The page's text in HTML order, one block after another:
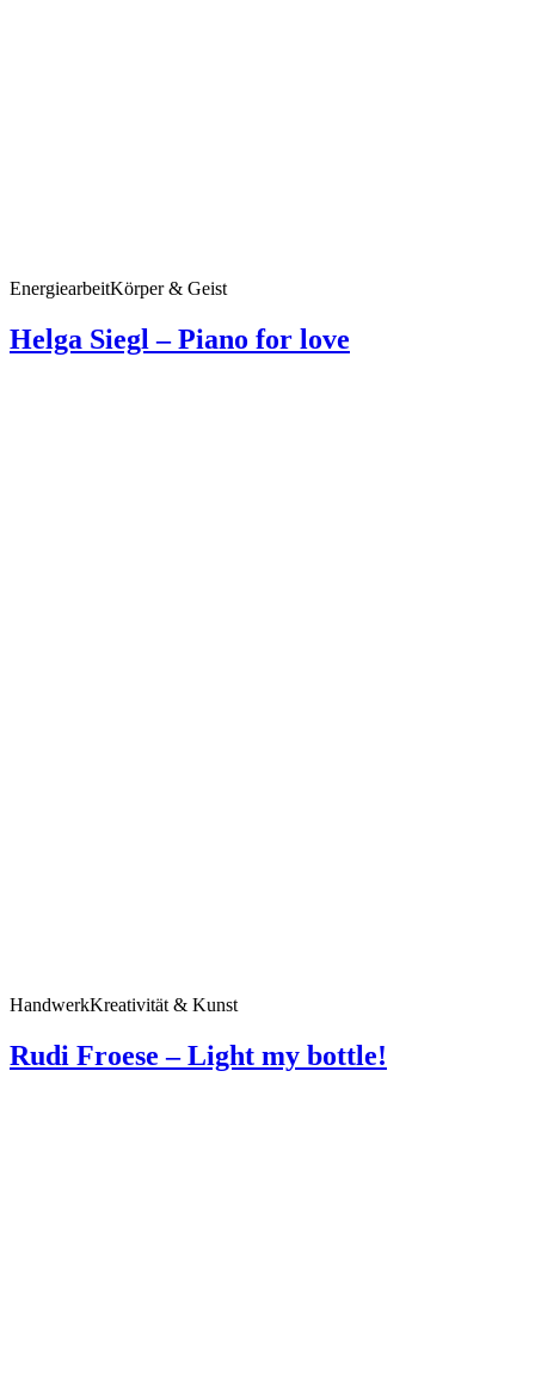
EnergiearbeitKörper & Geist
Helga Siegl – Piano for love
HandwerkKreativität & Kunst
Rudi Froese – Light my bottle!